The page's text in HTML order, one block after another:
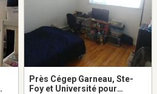
Près Cégep Garneau, Ste-
Foy et Université pour